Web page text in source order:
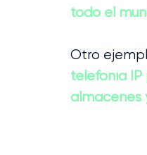
todo el
Otro
telefonía IP
almacenes